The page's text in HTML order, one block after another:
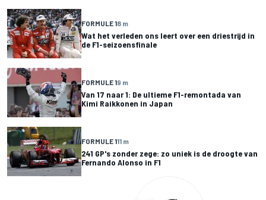
FORMULE 18 m
Wat het verleden ons leert over een driestrijd in
de F1-seizoensfinale
FORMULE 19 m
Van 17 naar 1: De ultieme F1-remontada van
Kimi Raikkonen in Japan
FORMULE 111 m
241 GP's zonder zege: zo uniek is de droogte van
Fernando Alonso in F1